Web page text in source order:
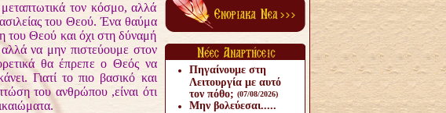
τον κόσμο, αλλά
του Θεού. Ένα θαύμα
του Θεού και όχι στη δύναμή
να μην πιστεύουμε στον
θα έπρεπε ο Θεός να
Γιατί το πιο βασικό και
του ανθρώπου ,είναι ότι
Πηγαίνουμε στη
Λειτουργία με αυτό
τον πόθο; (07/08/2026)
Μην βολεύεσαι.....